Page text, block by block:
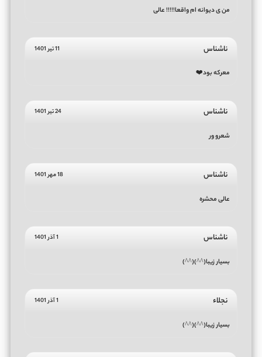
من ی دیوانه ام واقعا!!!!! عالی
ناشناس 11 تیر 1401
معرکه بود❤️
ناشناس 24 تیر 1401
شعرو ور
ناشناس 18 مهر 1401
عالی محشره
ناشناس 1 آذر 1401
بسیار زیبا⁦(⁠^⁠^⁠)⁩⁦(⁠^⁠^⁠)⁩
نجلاء 1 آذر 1401
بسیار زیبا⁦(⁠^⁠^⁠)⁩⁦(⁠^⁠^⁠)⁩